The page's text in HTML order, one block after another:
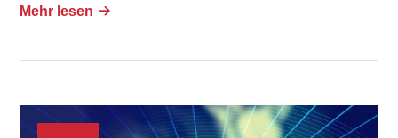
Mehr lesen